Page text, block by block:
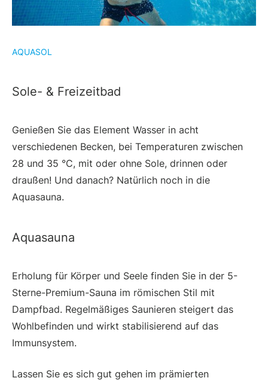
AQUASOL
Sole- & Freizeitbad
Genießen Sie das Element Wasser in acht
verschiedenen Becken, bei Temperaturen zwischen
28 und 35 °C, mit oder ohne Sole, drinnen oder
draußen! Und danach? Natürlich noch in die
Aquasauna.
Aquasauna
Erholung für Körper und Seele finden Sie in der 5-
Sterne-Premium-Sauna im römischen Stil mit
Dampfbad. Regelmäßiges Saunieren steigert das
Wohlbefinden und wirkt stabilisierend auf das
Immunsystem.
Lassen Sie es sich gut gehen im prämierten